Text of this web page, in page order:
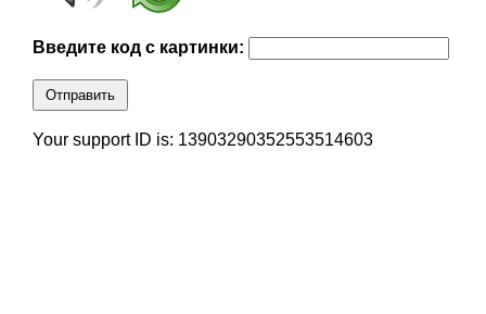
Введите код с картинки:
Отправить
Your support ID is: 13903290352553514603